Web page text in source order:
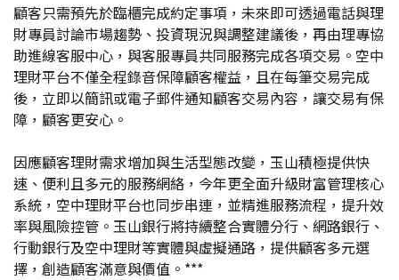
顧客只需預先於臨櫃完成約定事項，未來即可透過電話與理
財專員討論市場趨勢、投資現況與調整建議後，再由理專協
助進線客服中心，與客服專員共同服務完成各項交易。空中
理財平台不僅全程錄音保障顧客權益，且在每筆交易完成
後，立即以簡訊或電子郵件通知顧客交易內容，讓交易有保
障，顧客更安心。
因應顧客理財需求增加與生活型態改變，玉山積極提供快
速、便利且多元的服務網絡，今年更全面升級財富管理核心
系統，空中理財平台也同步串連，並精進服務流程，提升效
率與風險控管。玉山銀行將持續整合實體分行、網路銀行、
行動銀行及空中理財等實體與虛擬通路，提供顧客多元選
擇，創造顧客滿意與價值。***